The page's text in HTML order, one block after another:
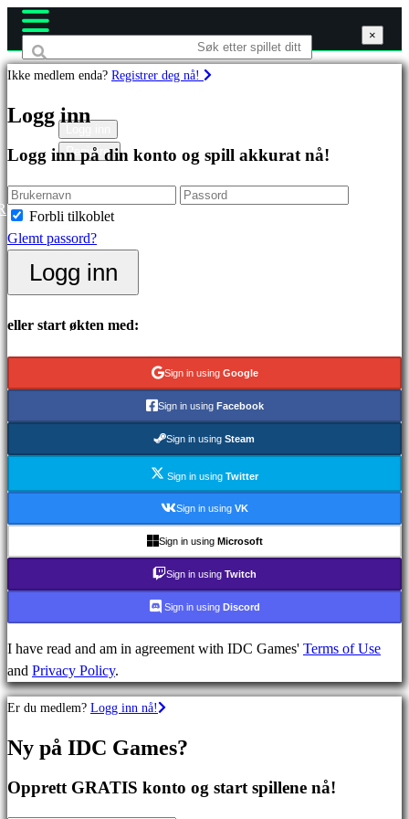
Spill
Utvalgt
Nyutgivelser
Gratis
spille
Kategorier
Eventyrspill
RPG
Skytespill
Casual
games
Simulation
games
Puzzle
games
games
Registrer
×
Ikke medlem enda? Registrer deg nå!
Logg inn
Logg inn på din konto og spill akkurat nå!
Forbli tilkoblet
Glemt passord?
Logg inn
eller start økten med:
Sign in using Google
Sign in using Facebook
Sign in using Steam
Sign in using Twitter
Sign in using VK
Sign in using Microsoft
Sign in using Twitch
Sign in using Discord
I have read and am in agreement with IDC Games' Terms of Use
and Privacy Policy.
×
Er du medlem? Logg inn nå!
Ny på IDC Games?
Opprett GRATIS konto og start spillene nå!
×